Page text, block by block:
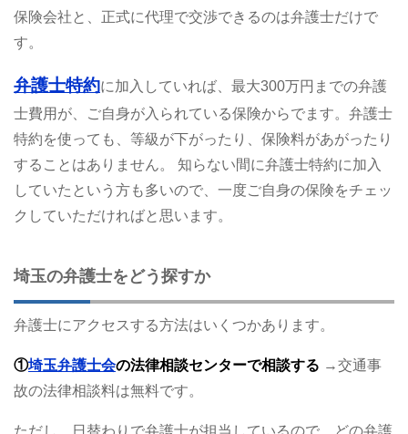
保険会社と、正式に代理で交渉できるのは弁護士だけで
す。
弁護士特約に加入していれば、最大300万円までの弁護
士費用が、ご自身が入られている保険からでます。弁護士
特約を使っても、等級が下がったり、保険料があがったり
することはありません。
知らない間に弁護士特約に加入
していたという方も多いので、一度ご自身の保険をチェッ
クしていただければと思います。
埼玉の弁護士をどう探すか
弁護士にアクセスする方法はいくつかあります。
①埼玉弁護士会の法律相談センターで相談する →交通事
故の法律相談料は無料です。
ただし、
日替わりで弁護士が担当しているので、どの弁護